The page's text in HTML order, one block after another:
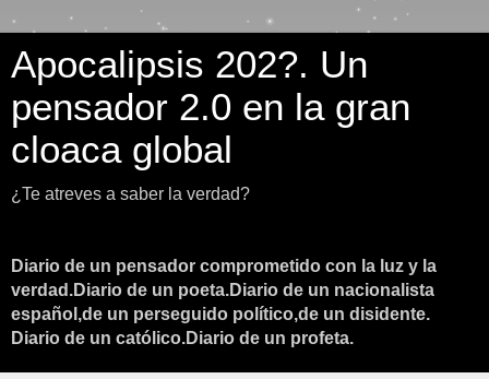
Apocalipsis 202?. Un
pensador 2.0 en la gran
cloaca global
¿Te atreves a saber la verdad?
Diario de un pensador comprometido con la luz y la
verdad.Diario de un poeta.Diario de un nacionalista
español,de un perseguido político,de un disidente.
Diario de un católico.Diario de un profeta.